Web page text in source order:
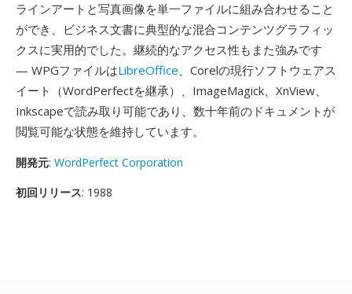
ラインアートと写真画像を単一ファイルに組み合わせること
ができ、ビジネス文書に典型的な混合コンテンツグラフィッ
クスに実用的でした。継続的なアクセス性もまた強みです
— WPGファイルはLibreOffice、Corelの現行ソフトウェアス
イート（WordPerfectを継承）、ImageMagick、XnView、
Inkscapeで読み取り可能であり、数十年前のドキュメントが
閲覧可能な状態を維持しています。
開発元: WordPerfect Corporation
初回リリース: 1988